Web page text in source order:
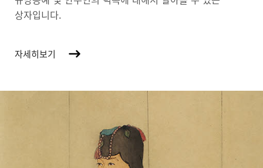
상자입니다.
자세히보기